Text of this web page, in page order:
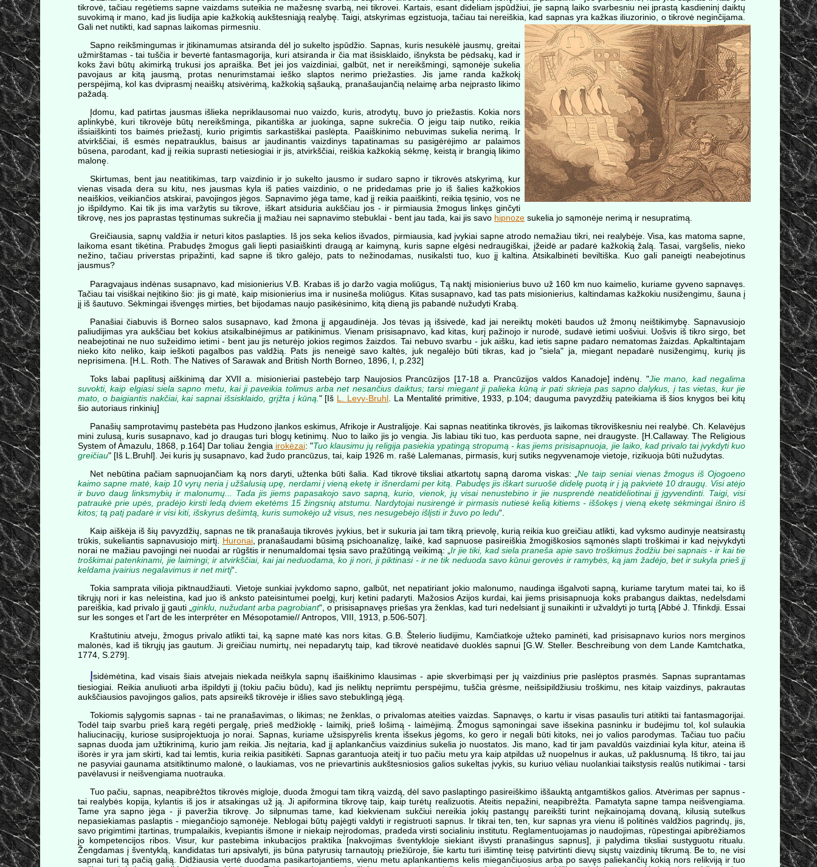
tikrovė, tačiau regėtiems sapne vaizdams suteikia ne mažesnę svarbą, nei tikrovei. Kartais, esant dideliam įspūdžiui, jie sapną laiko svarbesniu nei įprastą kasdieninį daiktų
suvokimą ir mano, kad jis liudija apie kažkokią aukštesniąją realybę. Taigi, atskyrimas egzistuoja, tačiau tai nereiškia, kad sapnas yra kažkas iliuzorinio, o tikrovė neginčijama.
Gali net nutikti, kad sapnas laikomas pirmesniu.
Sapno reikšmingumas ir įtikinamumas atsiranda dėl jo sukelto įspūdžio. Sapnas, kuris nesukėlė jausmų, greitai
užmirštamas - tai tuščia ir bevertė fantasmagorija, kuri atsiranda ir čia mat išsisklaido, išnyksta be pėdsakų, kad ir
koks žavi būtų akimirką trukusi jos apraiška. Bet jei jos vaizdiniai, galbūt, net ir nereikšmingi, sąmonėje sukelia
pavojaus ar kitą jausmą, protas nenurimstamai ieško slaptos nerimo priežasties. Jis jame randa kažkokį
perspėjimą, kol kas dviprasmį neaiškų atsivėrimą, kažkokią sąšauką, pranašaujančią nelaimę arba neįprasto likimo
pažadą.
Įdomu, kad patirtas jausmas išlieka nepriklausomai nuo vaizdo, kuris, atrodytų, buvo jo priežastis. Kokia nors
aplinkybė, kuri tikrovėje būtų nereikšminga, pikantiška ar juokinga, sapne sukrečia. O jeigu taip nutiko, reikia
išsiaiškinti tos baimės priežastį, kurio prigimtis sarkastiškai paslėpta. Paaiškinimo nebuvimas sukelia nerimą. Ir
atvirkščiai, iš esmės nepatrauklus, baisus ar jaudinantis vaizdinys tapatinamas su pasigėrėjimo ar palaimos
būsena, parodant, kad jį reikia suprasti netiesiogiai ir jis, atvirkščiai, reiškia kažkokią sėkmę, keistą ir brangią likimo
malonę.
Skirtumas, bent jau neatitikimas, tarp vaizdinio ir jo sukelto jausmo ir sudaro sapno ir tikrovės atskyrimą, kur
vienas visada dera su kitu, nes jausmas kyla iš paties vaizdinio, o ne pridedamas prie jo iš šalies kažkokios
neaiškios, veikiančios atskirai, pavojingos jėgos. Sapnavimo jėga tame, kad jį reikia paaiškinti, reikia tęsinio, vos ne
jo išpildymo. Kai tik jis ima varžytis su tikrove, iškart atsiduria aukščiau jos - ir pirmiausia žmogus linkęs ginčyti
tikrovę, nes jos paprastas tęstinumas sukrečia jį mažiau nei sapnavimo stebuklai - bent jau tada, kai jis savo hipnoze sukelia jo sąmonėje nerimą ir nesupratimą.
Greičiausia, sapnų valdžia ir neturi kitos paslapties. Iš jos seka kelios išvados, pirmiausia, kad įvykiai sapne atrodo nemažiau tikri, nei realybėje. Visa, kas matoma sapne,
laikoma esant tikėtina. Prabudęs žmogus gali liepti pasiaiškinti draugą ar kaimyną, kuris sapne elgėsi nedraugiškai, įžeidė ar padarė kažkokią žalą. Tasai, vargšelis, nieko
nežino, tačiau priverstas pripažinti, kad sapne iš tikro galėjo, pats to nežinodamas, nusikalsti tuo, kuo jį kaltina. Atsikalbinėti beviltiška. Kuo gali paneigti neabejotinus
jausmus?
Paragvajaus indėnas susapnavo, kad misionierius V.B. Krabas iš jo daržo vagia moliūgus, Tą naktį misionierius buvo už 160 km nuo kaimelio, kuriame gyveno sapnavęs.
Tačiau tai visiškai neįtikino šio: jis gi matė, kaip misionierius ima ir nusineša moliūgus. Kitas susapnavo, kad tas pats misionierius, kaltindamas kažkokiu nusižengimu, šauna į
jį iš šautuvo. Sėkmingai išvengęs mirties, bet bijodamas naujo pasikėsinimo, kitą dieną jis pabandė nužudyti Krabą.
Panašiai čiabuvis iš Borneo salos susapnavo, kad žmona jį apgaudinėja. Jos tėvas ją išsivedė, kad jai nereiktų mokėti baudos už žmonų neištikimybę. Sapnavusiojo
paliudijimas yra aukščiau bet kokius atsikalbinėjimus ar patikinimus. Vienam prisisapnavo, kad kitas, kurį pažinojo ir nurodė, sudavė ietimi uošviui. Uošvis iš tikro sirgo, bet
neabejotinai ne nuo sužeidimo ietimi - bent jau jis neturėjo jokios regimos žaizdos. Tai nebuvo svarbu - juk aišku, kad ietis sapne padaro nematomas žaizdas. Apkaltintajam
nieko kito neliko, kaip ieškoti pagalbos pas valdžią. Pats jis neneigė savo kaltės, juk negalėjo būti tikras, kad jo "siela" ja, miegant nepadarė nusižengimų, kurių jis
neprisimena. [H.L. Roth. The Natives of Sarawak and British North Borneo, 1896, I, p.232]
Toks labai paplitusį aiškinimą dar XVII a. misionieriai pastebėjo tarp Naujosios Prancūzijos [17-18 a. Prancūzijos valdos Kanadoje] indėnų. "Jie mano, kad negalima
suvokti, kaip elgiasi siela sapno metu, kai ji paveikia tolimus arba net nesančius daiktus; tarsi miegant ji palieka kūną ir pati skrieja pas sapno dalykus, į tas vietas, kur jie
mato, o baigiantis nakčiai, kai sapnai išsisklaido, grįžta į kūną. " [Iš L. Levy-Bruhl . La Mentalité primitive, 1933, p.104; dauguma pavyzdžių pateikiama iš šios knygos bei kitų
šio autoriaus rinkinių]
Panašių samprotavimų pastebėta pas Hudzono įlankos eskimus, Afrikoje ir Australijoje. Kai sapnas neatitinka tikrovės, jis laikomas tikroviškesniu nei realybė. Ch. Kelavėjus
mini zulusą, kuris susapnavo, kad jo draugas turi blogų ketinimų. Nuo to laiko jis jo vengia. Jis labiau tiki tuo, kas perduota sapne, nei draugyste. [H.Callaway. The Religious
System of Amazulu, 1868, p.164] Dar toliau žengia irokėzai: "Tuo klausimu jų religija pasiekia ypatingą stropumą - kas jiems prisisapnuoja, jie laiko, kad privalo tai įvykdyti kuo
greičiau" [Iš L.Bruhl]. Jei kuris jų susapnavo, kad žudo prancūzus, tai, kaip 1926 m. rašė Lalemanas, pirmasis, kurį sutiks negyvenamoje vietoje, rizikuoja būti nužudytas.
Net nebūtina pačiam sapnuojančiam ką nors daryti, užtenka būti šalia. Kad tikrovė tiksliai atkartotų sapną daroma viskas: „Ne taip seniai vienas žmogus iš Ojogoeno
kaimo sapne matė, kaip 10 vyrų neria į užšalusią upę, nerdami į vieną eketę ir išnerdami per kitą. Pabudęs jis iškart suruošė didelę puotą ir į ją pakvietė 10 draugų. Visi atėjo
ir buvo daug linksmybių ir malonumų... Tada jis jiems papasakojo savo sapną, kurio, vienok, jų visai nenustebino ir jie nusprendė neatidėliotinai jį įgyvendinti. Taigi, visi
patraukė prie upės, pradėjo kirsti ledą dviem eketėms 15 žingsnių atstumu. Nardytojai nusirengė ir pirmasis nutiesė kelią kitiems - iššokęs į vieną eketę sėkmingai išniro iš
kitos; tą patį padarė ir visi kiti, išskyrus dešimtą, kuris sumokėjo už visus, nes nesugebėjo išlįsti ir žuvo po ledu“.
Kaip aiškėja iš šių pavyzdžių, sapnas ne tik pranašauja tikrovės įvykius, bet ir sukuria jai tam tikrą prievolę, kurią reikia kuo greičiau atlikti, kad vyksmo audinyje neatsirastų
trūkis, sukeliantis sapnavusiojo mirtį. Huronai, pranašaudami būsimą psichoanalizę, laikė, kad sapnuose pasireiškia žmogiškosios sąmonės slapti troškimai ir kad neįvykdyti
norai ne mažiau pavojingi nei nuodai ar rūgštis ir nenumaldomai tęsia savo pražūtingą veikimą: „ Ir jie tiki, kad siela praneša apie savo troškimus žodžiu bei sapnais - ir kai tie
troškimai patenkinami, jie laimingi; ir atvirkščiai, kai jai neduodama, ko ji nori, ji piktinasi - ir ne tik neduoda savo kūnui gerovės ir ramybės, ką jam žadėjo, bet ir sukyla prieš jį
keldama įvairius negalavimus ir net mirtį“.
Tokia samprata vilioja piktnaudžiauti. Vietoje sunkiai įvykdomo sapno, galbūt, net nepatiriant jokio malonumo, naudinga išgalvoti sapną, kuriame tarytum matei tai, ko iš
tikrųjų nori ir kas neleistina, kad juo iš anksto pateisintumei poelgį, kurį ketini padaryti. Mažosios Azijos kurdai, kai jiems prisisapnuoja koks prabangus daiktas, nedelsdami
pareiškia, kad privalo jį gauti „ginklu, nužudant arba pagrobiant“, o prisisapnavęs priešas yra ženklas, kad turi nedelsiant jį sunaikinti ir užvaldyti jo turtą [Abbé J. Tfinkdji. Essai
sur les songes et l'art de les interpréter en Mésopotamie// Antropos, VIII, 1913, p.506-507].
Kraštutiniu atveju, žmogus privalo atlikti tai, ką sapne matė kas nors kitas. G.B. Štelerio liudijimu, Kamčiatkoje užteko paminėti, kad prisisapnavo kurios nors merginos
malonės, kad iš tikrųjų jas gautum. Ji greičiau numirtų, nei nepadarytų taip, kad tikrovė neatidavė duoklės sapnui [G.W. Steller. Beschreibung von dem Lande Kamtchatka,
1774, S.279].
Įsidėmėtina, kad visais šiais atvejais niekada neiškyla sapnų išaiškinimo klausimas - apie skverbimąsi per jų vaizdinius prie paslėptos prasmės. Sapnas suprantamas
tiesiogiai. Reikia anuliuoti arba išpildyti jį (tokiu pačiu būdu), kad jis neliktų nepriimtu perspėjimu, tuščia grėsme, neišsipildžiusiu troškimu, nes kitaip vaizdinys, pakrautas
aukščiausios pavojingos galios, pats apsireikš tikrovėje ir išlies savo stebuklingą jėgą.
Tokiomis sąlygomis sapnas - tai ne pranašavimas, o likimas; ne ženklas, o privalomas ateities vaizdas. Sapnavęs, o kartu ir visas pasaulis turi atitikti tai fantasmagorijai.
Todėl taip svarbu prieš karą regėti pergalę, prieš medžioklę - laimikį, prieš lošimą - laimėjimą. Žmogus sąmoningai save išsekina pasninku ir budėjimu tol, kol sulaukia
haliucinacijų, kuriose susiprojektuoja jo norai. Sapnas, kuriame užsispyrėlis krenta išsekus jėgoms, ko gero ir negali būti kitoks, nei jo valios parodymas. Tačiau tuo pačiu
sapnas duoda jam užtikrinimą, kurio jam reikia. Jis neįtaria, kad jį aplankančius vaizdinius sukelia jo nuostatos. Jis mano, kad tir jam pavaldūs vaizdiniai kyla kitur, ateina iš
išorės ir yra jam skirti, kad tai lemtis, kuria reikia pasitikėti. Sapnas garantuoja ateitį ir tuo pačiu metu yra kaip atpildas už nuopelnus ir aukas, už paklusnumą. Iš tikro, tai jau
ne pasyviai gaunama atsitiktinumo malonė, o laukiamas, vos ne prievartinis aukštesniosios galios sukeltas įvykis, su kuriuo vėliau nuolankiai taikstysis realūs nutikimai - tarsi
pavėlavusi ir neišvengiama nuotrauka.
Tuo pačiu, sapnas, neapibrėžtos tikrovės migloje, duoda žmogui tam tikrą vaizdą, dėl savo paslaptingo pasireiškimo iššauktą antgamtiškos galios. Atvėrimas per sapnus -
tai realybės kopija, kylantis iš jos ir atsakingas už ją. Ji apiformina tikrovę taip, kaip turėtų realizuotis. Ateitis nepažini, neapibrėžta. Pamatyta sapne tampa neišvengiama.
Tame yra sapno jėga - ji paveržia tikrovę. Jo silpnumas tame, kad kiekvienam sukčiui nereikia jokių pastangų pareikšti turint neįkainojamą dovaną, kilusią sutelkus
nepasiekiamas paslaptis - miegančiojo sąmonėje. Neblogai būtų pajėgti valdyti ir registruoti sapnus. Ir tikrai ten, ten, kur sapnas yra vienu iš politinės valdžios pagrindų, jis,
savo prigimtimi įtartinas, trumpalaikis, kvepiantis išmone ir niekaip neįrodomas, pradeda virsti socialiniu institutu. Reglamentuojamas jo naudojimas, rūpestingai apibrėžiamos
jo kompetencijos ribos. Visur, kur pastebima inkubacijos praktika [nakvojimas šventykloje siekiant išvysti pranašingus sapnus], ji palydima tiksliai sustyguotu ritualu.
Žengdamas į šventyklą, kandidatas turi apsivalyti, jis būna patyrusių tarnautojų priežiūroje, šie kartu turi išimtinę teisę patvirtinti dievų siųstų vaizdinių tikrumą. Be to, ne visi
sapnai turi tą pačią galią. Didžiausia vertė duodama pasikartojantiems, vienu metu aplankantiems kelis miegančiuosius arba po savęs paliekančių kokią nors relikviją ir tuo